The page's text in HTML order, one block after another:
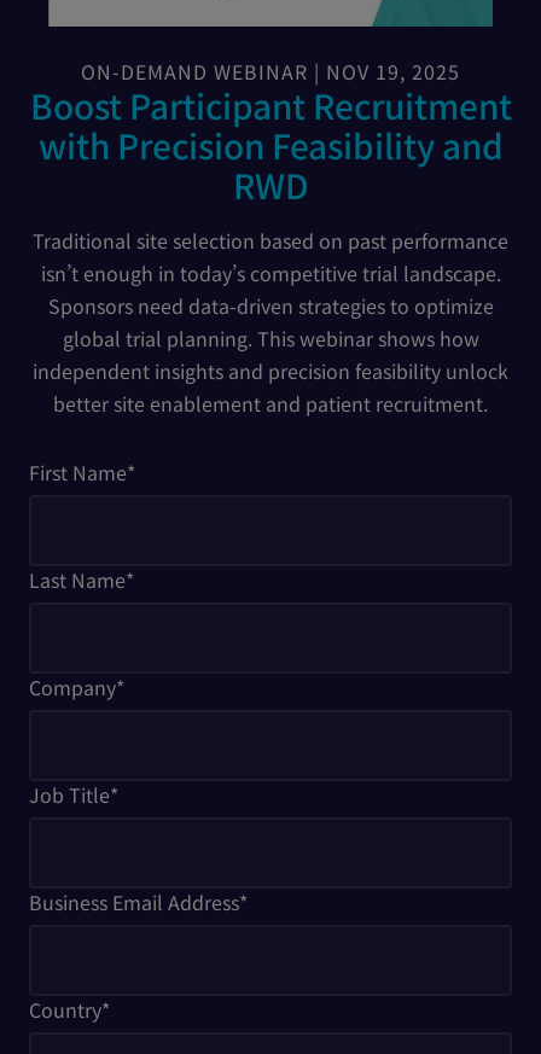
ON-DEMAND WEBINAR | NOV 19, 2025
Boost Participant Recruitment
with Precision Feasibility and
RWD
Traditional site selection based on past performance
isn’t enough in today’s competitive trial landscape.
Sponsors need data-driven strategies to optimize
global trial planning. This webinar shows how
independent insights and precision feasibility unlock
better site enablement and patient recruitment.
First Name*
Last Name*
Company*
Job Title*
Business Email Address*
Country*